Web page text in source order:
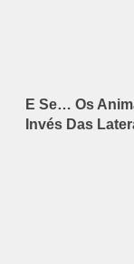
E Se… Os
Invés Das